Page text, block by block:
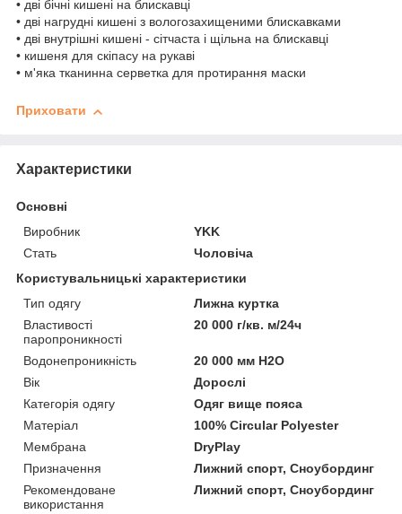
• дві бічні кишені на блискавці
• дві нагрудні кишені з вологозахищеними блискавками
• дві внутрішні кишені - сітчаста і щільна на блискавці
• кишеня для скіпасу на рукаві
• м'яка тканинна серветка для протирання маски
Приховати
Характеристики
Основні
Виробник
YKK
Стать
Чоловіча
Користувальницькі характеристики
Тип одягу
Лижна куртка
Властивості
паропроникності
20 000 г/кв. м/24ч
Водонепроникність
20 000 мм H2O
Вік
Дорослі
Категорія одягу
Одяг вище пояса
Матеріал
100% Circular Polyester
Мембрана
DryPlay
Призначення
Лижний спорт, Сноубординг
Рекомендоване
використання
Лижний спорт, Сноубординг